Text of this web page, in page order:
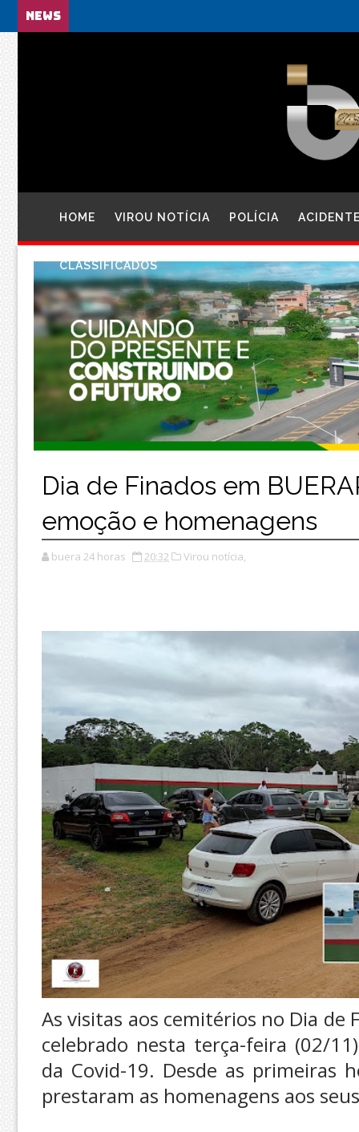
NEWS
HOME VIROU NOTÍCIA POLÍCIA
CLASSIFICADOS
Dia de Finados em
emoção e homenagens
buera 24 horas 20:32 Virou notícia,
As visitas aos cemitérios no Dia de
celebrado nesta terça-feira (02/
da Covid-19. Desde as primeiras
prestaram as homenagens aos